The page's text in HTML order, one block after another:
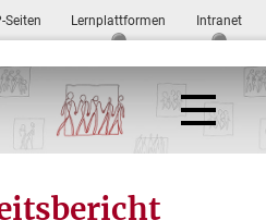
Seiten Lernplattformen Intranet